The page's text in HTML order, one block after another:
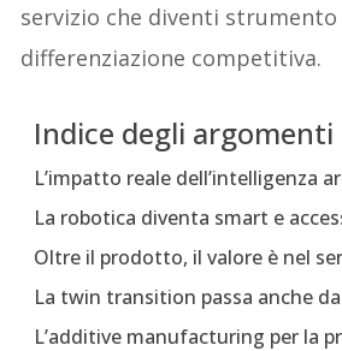
servizio che diventi strumento
differenziazione competitiva.
Indice degli argomenti
L’impatto reale dell’intelligenza
La robotica diventa smart e
Oltre il prodotto, il valore è nel
La twin transition passa anche
L’additive manufacturing per la